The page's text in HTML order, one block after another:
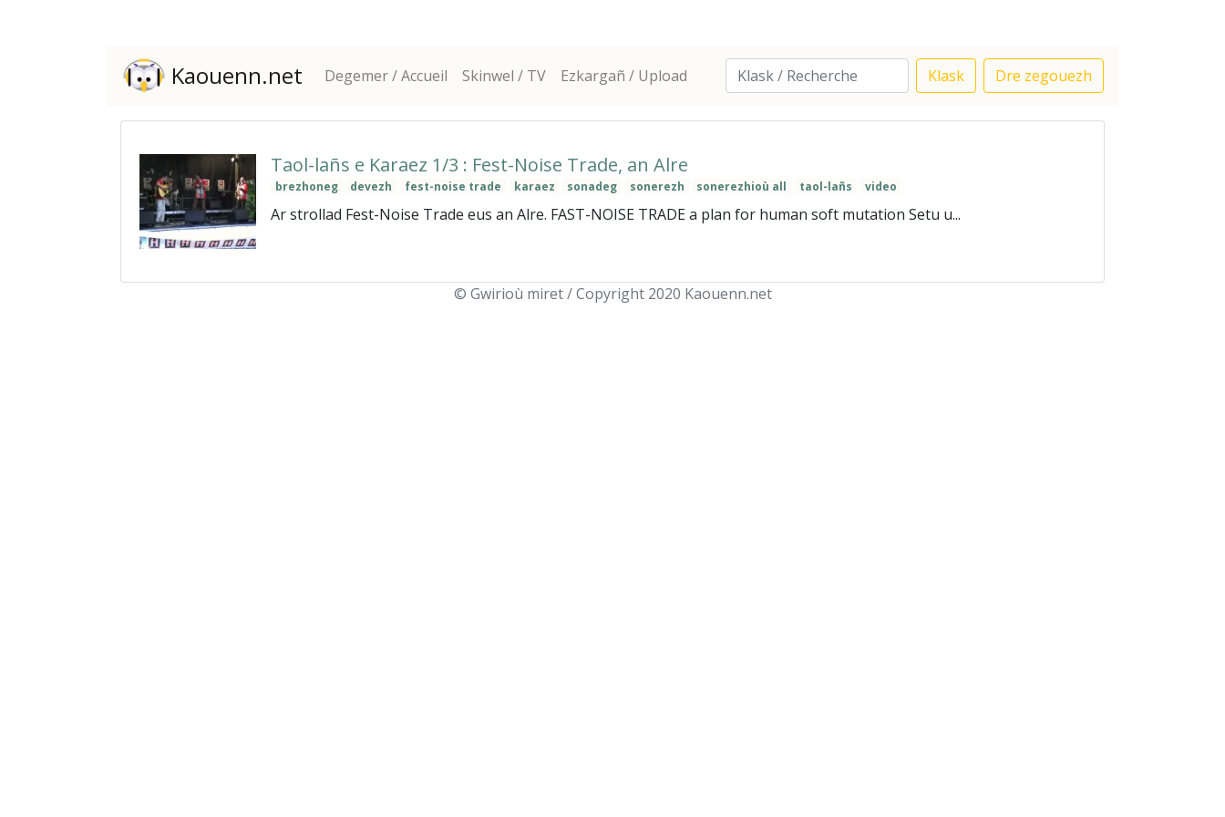
Kaouenn.net Degemer / Accueil Skinwel / TV Ezkargañ / Upload Klask Dre zegouezh
Taol-lañs e Karaez 1/3 : Fest-Noise Trade, an Alre
brezhoneg devezh fest-noise trade karaez sonadeg sonerezh sonerezhioù all taol-lañs video
Ar strollad Fest-Noise Trade eus an Alre. FAST-NOISE TRADE a plan for human soft mutation Setu u...
© Gwirioù miret / Copyright 2020 Kaouenn.net